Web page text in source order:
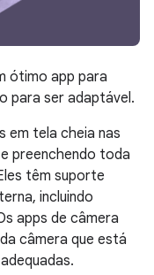
ótimo app para
para ser adaptável.
em tela cheia nas
preenchendo toda
têm suporte
incluindo
apps de câmera
câmera que está